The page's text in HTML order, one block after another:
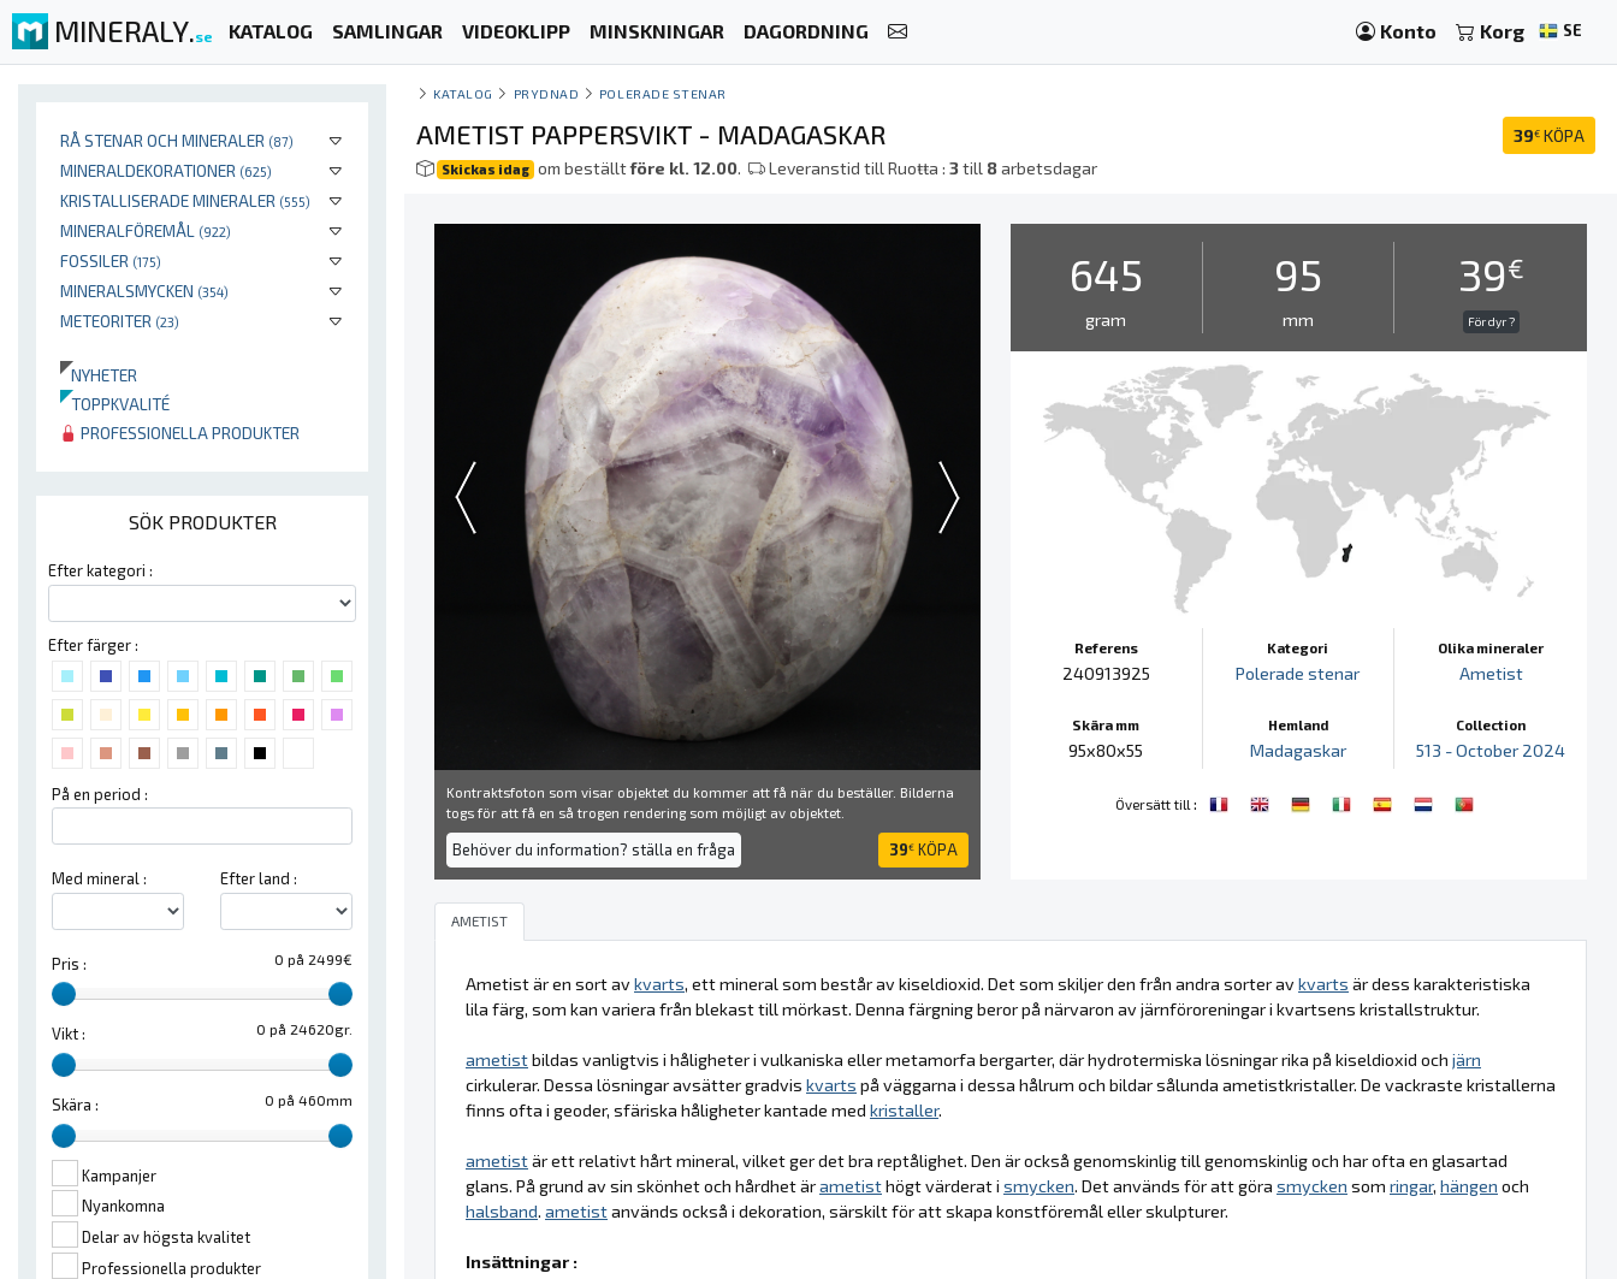
MINERALY.se KATALOG SAMLINGAR VIDEOKLIPP MINSKNINGAR DAGORDNING Konto Korg SE
RÅ STENAR OCH MINERALER (87)
MINERALDEKORATIONER (625)
KRISTALLISERADE MINERALER (555)
MINERALFÖREMÅL (922)
FOSSILER (175)
MINERALSMYCKEN (354)
METEORITER (23)
NYHETER
TOPPKVALITÉ
PROFESSIONELLA PRODUKTER
SÖK PRODUKTER
Efter kategori :
Efter färger :
På en period :
Med mineral : Efter land :
0 på 2499€
Pris :
0 på 24620gr.
Vikt :
0 på 460mm
Skära :
Kampanjer
Nyankomna
Delar av högsta kvalitet
Professionella produkter
KATALOG PRYDNAD POLERADE STENAR
39€ KÖPA
AMETIST PAPPERSVIKT - MADAGASKAR
Skickas idag om beställtföre kl. 12.00. Leveranstid till Ruoŧŧa :3till 8arbetsdagar
Kontraktsfoton som visar objektet du kommer att få när du beställer. Bilderna
togs för att få en så trogen rendering som möjligt av objektet.
Behöver du information? ställa en fråga 39€ KÖPA
645
gram
95
mm
39€
För dyr ?
Referens
240913925
Skära mm
95x80x55
Kategori
Polerade stenar
Hemland
Madagaskar
Olika mineraler
Ametist
Collection
513 - October 2024
Översätt till :
AMETIST
Ametist är en sort avkvarts, ett mineral som består av kiseldioxid. Det som skiljer den från andra sorter avkvarts är dess karakteristiska
lila färg, som kan variera från blekast till mörkast. Denna färgning beror på närvaron av järnföroreningar i kvartsens kristallstruktur.
ametistbildas vanligtvis i håligheter i vulkaniska eller metamorfa bergarter, där hydrotermiska lösningar rika på kiseldioxid och järn
cirkulerar. Dessa lösningar avsätter gradvis kvarts på väggarna i dessa hålrum och bildar sålunda ametistkristaller. De vackraste kristallerna
finns ofta i geoder, sfäriska håligheter kantade med kristaller.
ametistär ett relativt hårt mineral, vilket ger det bra reptålighet. Den är också genomskinlig till genomskinlig och har ofta en glasartad
glans. På grund av sin skönhet och hårdhet ärametisthögt värderat i smycken. Det används för att göra smycken som ringar, hängen och
halsband. ametistanvänds också i dekoration, särskilt för att skapa konstföremål eller skulpturer.
Insättningar :